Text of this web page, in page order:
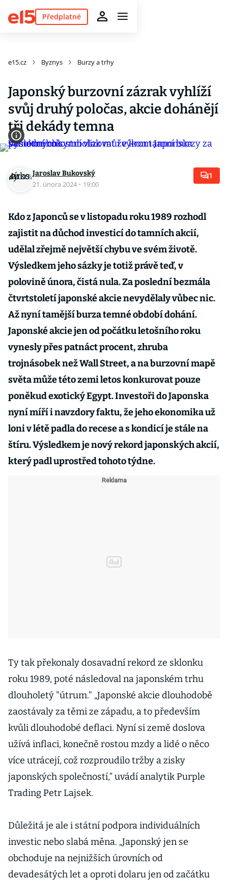
Předplatné
e15.cz Byznys Burzy a trhy
Japonský burzovní zázrak vyhlíží
svůj druhý poločas, akcie dohánějí
tři dekády temna
Jaroslav Bukovský
21. února 2024 · 19:00
1
Kdo z Japonců se v listopadu roku 1989 rozhodl
zajistit na důchod investicí do tamních akcií,
udělal zřejmě největší chybu ve svém životě.
Výsledkem jeho sázky je totiž právě teď, v
polovině února, čistá nula. Za poslední bezmála
čtvrtstoletí japonské akcie nevydělaly vůbec nic.
Až nyní tamější burza temné období dohání.
Japonské akcie jen od počátku letošního roku
vynesly přes patnáct procent, zhruba
trojnásobek než Wall Street, a na burzovní mapě
světa může této zemi letos konkurovat pouze
poněkud exotický Egypt. Investoři do Japonska
nyní míří i navzdory faktu, že jeho ekonomika už
loni v létě padla do recese a s kondicí je stále na
štíru. Výsledkem je nový rekord japonských akcií,
který padl uprostřed tohoto týdne.
Ty tak překonaly dosavadní rekord ze sklonku
roku 1989, poté následoval na japonském trhu
dlouholetý "útrum." „Japonské akcie dlouhodobě
zaostávaly za těmi ze západu, a to především
kvůli dlouhodobé deflaci. Nyní si země doslova
užívá inflaci, konečně rostou mzdy a lidé o něco
více utrácejí, což rozproudilo tržby a zisky
japonských společností,“ uvádí analytik Purple
Trading Petr Lajsek.
Důležitá je ale i státní podpora individuálních
investic nebo slabá měna. „Japonský jen se
obchoduje na nejnižších úrovních od
devadesátých let a oproti dolaru jen od začátku